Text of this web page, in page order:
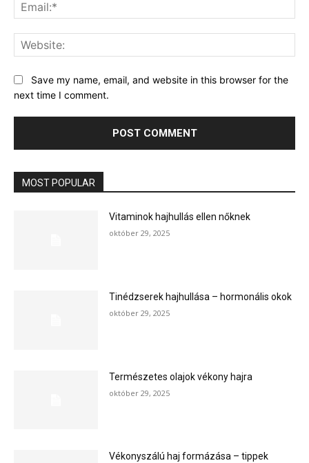
Save my name, email, and website in this browser for the
next time I comment.
MOST POPULAR
Vitaminok hajhullás ellen nőknek
október 29, 2025
Tinédzserek hajhullása – hormonális okok
október 29, 2025
Természetes olajok vékony hajra
október 29, 2025
Vékonyszálú haj formázása – tippek